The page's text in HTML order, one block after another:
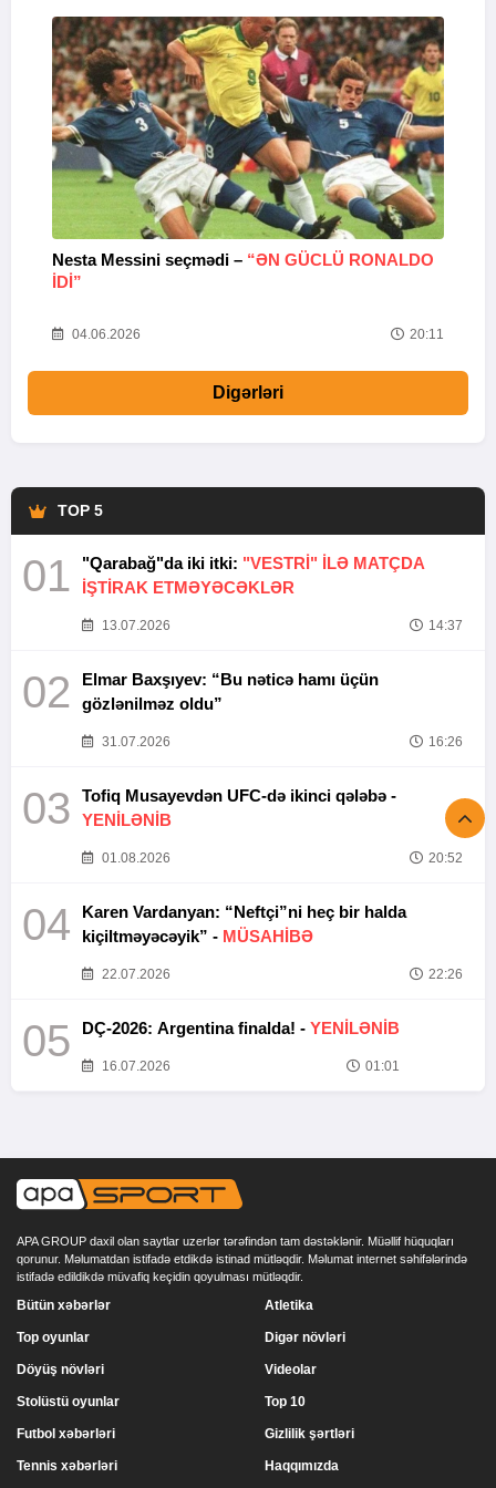
Nesta Messini seçmədi – “ƏN GÜCLÜ RONALDO
IDI”
04.06.2026 20:11
Digərləri
TOP 5
01 "Qarabağ"da iki itki: "VESTRİ" İLƏ MATÇDA
İŞTİRAK ETMƏYƏCƏKLƏR
13.07.2026 14:37
02
Elmar Baxşıyev: “Bu nəticə hamı üçün
gözlənilməz oldu”
31.07.2026 16:26
03
Tofiq Musayevdən UFC-də ikinci qələbə -
YENİLƏNİB
01.08.2026 20:52
04
Karen Vardanyan: “Neftçi”ni heç bir halda
kiçiltməyəcəyik” - MÜSAHİBƏ
22.07.2026 22:26
05 DÇ-2026: Argentina finalda! - YENİLƏNİB
16.07.2026 01:01
APA GROUP daxil olan saytlar uzerlər tərəfindən tam dəstəklənir. Müəllif hüquqları
qorunur. Məlumatdan istifadə etdikdə istinad mütləqdir. Məlumat internet səhifələrində
istifadə edildikdə müvafiq keçidin qoyulması mütləqdir.
Bütün xəbərlər
Top oyunlar
Döyüş növləri
Stolüstü oyunlar
Atletika
Digər növləri
Videolar
Top 10
Futbol xəbərləri
Tennis xəbərləri
Gizlilik şərtləri
Haqqımızda